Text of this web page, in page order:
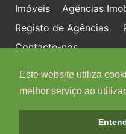
Este website utiliza
melhor serviço ao
Imóveis
Agências
Registo de Agências
Contacte-nos
Política de proteção de dados
Livro de Reclamações online
Centro de Informação, Mediação
Algarve - Edifício Ninho de
Telefone: 289 823